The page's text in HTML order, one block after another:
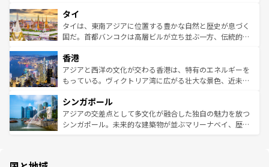
リティに包まれながら、韓国の多彩な魅力を心ゆくまで味
わってみてほしい。 なお、新着の韓国情報はコンテンツ一
覧を参照してほしい。
急速な発展と共に伝統が息づく。ハノイの古い町並みやホ
ーチミン市のフランス統治時代の建物も、独特の雰囲気を
醸し出している。また、バラエティの豊かさとおいしさで
とつ。フォーやバインミー、ベトナムコーヒーなどは、ぜ
ひ現地で味わいたい。どの地域を訪れてもあたたかい人々
が旅行者を迎えてくれるので、きっと忘れられない旅にな
参照してほしい。
タイ
タイは、東南アジアに位置する豊かな自然と歴史が息づく
国だ。首都バンコクは高層ビルが立ち並ぶ一方、伝統的な
の活気が交差している。北部ではチェンマイなどの山岳地
帯で自然と触れ合い、南部ではプーケットやクラビの美し
いビーチでリゾート気分を楽しむことができる。タイ料理
激する。気候は一年中温暖で、どの季節にも異なる楽しみ
が待っている。親しみやすいタイの人々、仏教を中心とし
た文化、そして多様な観光資源が、訪れる旅人を魅了し続
香港
アジアと西洋の文化が交わる香港は、特有のエネルギーを
もっている。ヴィクトリア湾に広がる壮大な景色、近未来
み、どこを訪れても感動するはず。観光スポットが密集し
ており、効率よく見どころを回れるのも魅力。息をのむよ
うな絶景から文化的な体験まで、香港を存分に楽しみ尽く
シンガポール
アジアの交差点として多文化が融合した独自の魅力を放つ
シンガポール。未来的な建築物が並ぶマリーナベイ、歴史